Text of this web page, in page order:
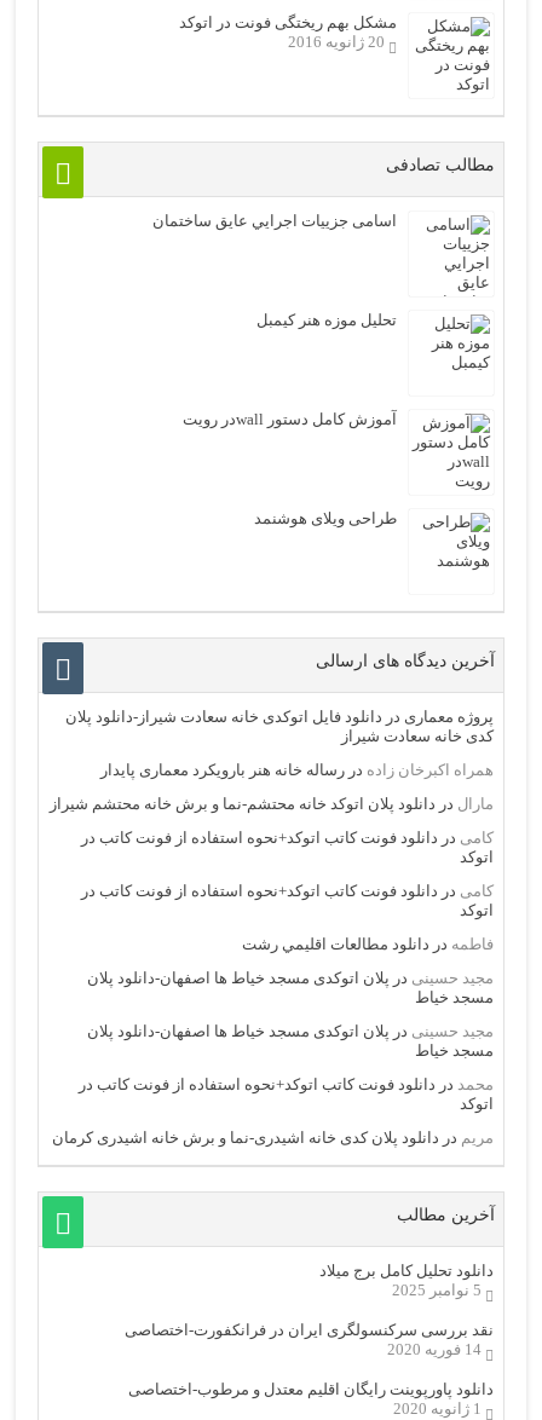
مشکل بهم ریختگی فونت در اتوکد
20 ژانویه 2016
مطالب تصادفی
اسامی جزیيات اجرايي عايق ساختمان
تحلیل موزه هنر کیمبل
آموزش کامل دستور wallدر رویت
طراحی ویلای هوشنمد
آخرین دیدگاه های ارسالی
پروژه معماری در دانلود فایل اتوکدی خانه سعادت شیراز-دانلود پلان
کدی خانه سعادت شیراز
همراه اکبرخان زاده دررساله خانه هنر بارویکرد معماری پایدار
مارال در دانلود پلان اتوکد خانه محتشم-نما و برش خانه محتشم شیراز
کامی در دانلود فونت کاتب اتوکد+نحوه استفاده از فونت کاتب در
اتوکد
کامی در دانلود فونت کاتب اتوکد+نحوه استفاده از فونت کاتب در
اتوکد
فاطمه در دانلود مطالعات اقليمي رشت
مجید حسینی در پلان اتوکدی مسجد خیاط ها اصفهان-دانلود پلان
مسجد خیاط
مجید حسینی در پلان اتوکدی مسجد خیاط ها اصفهان-دانلود پلان
مسجد خیاط
محمد در دانلود فونت کاتب اتوکد+نحوه استفاده از فونت کاتب در
اتوکد
مریم در دانلود پلان کدی خانه اشیدری-نما و برش خانه اشیدری کرمان
آخرین مطالب
دانلود تحلیل کامل برج میلاد
5 نوامبر 2025
نقد بررسی سرکنسولگری ایران در فرانکفورت-اختصاصی
14 فوریه 2020
دانلود پاورپوینت رایگان اقلیم معتدل و مرطوب-اختصاصی
1 ژانویه 2020